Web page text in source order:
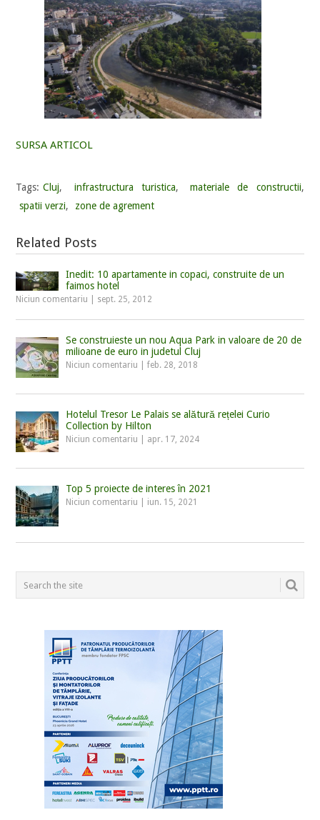
SURSA ARTICOL
Tags: Cluj, infrastructura turistica, materiale de constructii,
spatii verzi, zone de agrement
Related Posts
Inedit: 10 apartamente in copaci, construite de un
faimos hotel
Niciun comentariu sept. 25, 2012
Se construieste un nou Aqua Park in valoare de 20 de
milioane de euro in judetul Cluj
Niciun comentariu |feb. 28, 2018
Hotelul Tresor Le Palais se alătură rețelei Curio
Collection by Hilton
Niciun comentariu apr. 17, 2024
Top 5 proiecte de interes în 2021
Niciun comentariu iun. 15, 2021